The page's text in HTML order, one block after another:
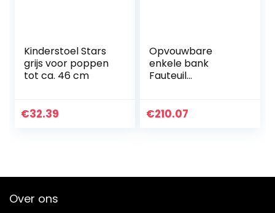
Kinderstoel Stars
grijs voor poppen
tot ca. 46 cm
€32.39
Opvouwbare
enkele bank
Fauteuil
Stijlvolle
€210.07
Over ons